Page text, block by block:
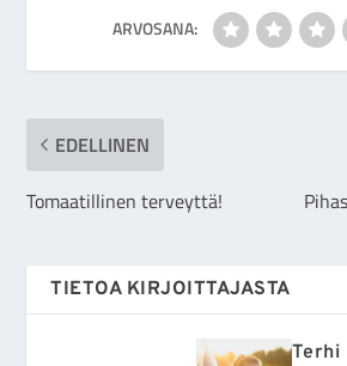
ARVOSANA:
EDELLINEN
Tomaatillinen terveyttä!
TIETOA KIRJOITTAJASTA
Terhi